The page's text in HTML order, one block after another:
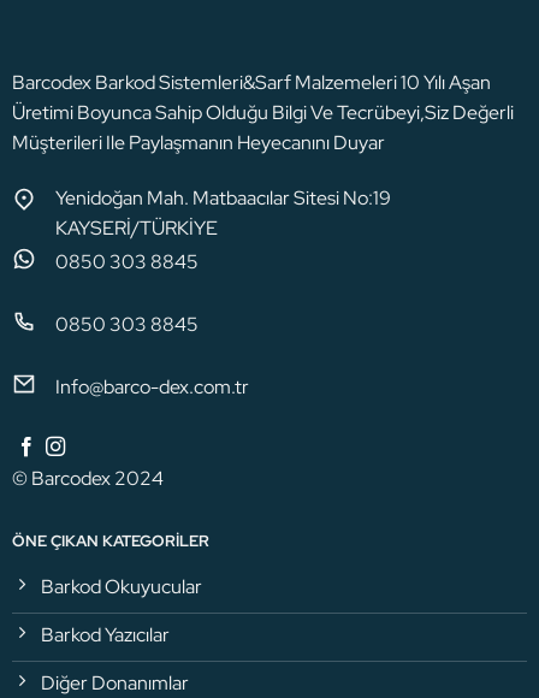
Barcodex Barkod Sistemleri&Sarf Malzemeleri 10 Yılı Aşan
Üretimi Boyunca Sahip Olduğu Bilgi Ve Tecrübeyi,Siz Değerli
Müşterileri Ile Paylaşmanın Heyecanını Duyar
Yenidoğan Mah. Matbaacılar Sitesi No:19
KAYSERİ/TÜRKİYE
0850 303 8845
0850 303 8845
Info@barco-dex.com.tr
© Barcodex 2024
ÖNE ÇIKAN KATEGORILER
Barkod Okuyucular
Barkod Yazıcılar
Diğer Donanımlar